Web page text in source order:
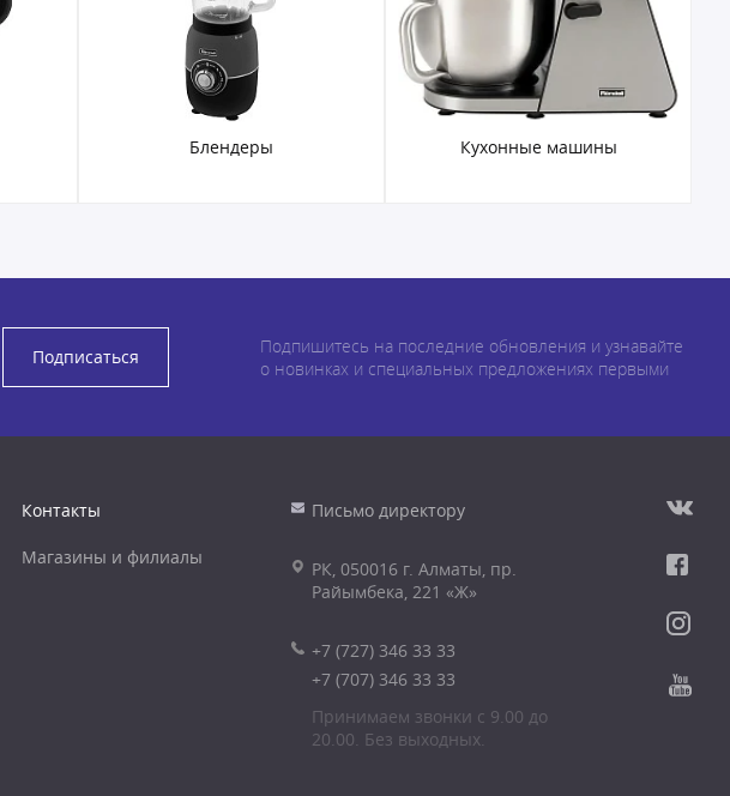
Блендеры Кухонные машины
Подписаться
Подпишитесь на последние обновления и узнавайте
о новинках и специальных предложениях первыми
Контакты
Магазины и филиалы
Письмо директору
РК, 050016 г. Алматы, пр.
Райымбека, 221 «Ж»
+7 (727) 346 33 33
+7 (707) 346 33 33
Принимаем звонки с 9.00 до
20.00. Без выходных.